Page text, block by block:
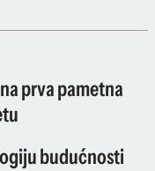
prva pametna
budućnosti